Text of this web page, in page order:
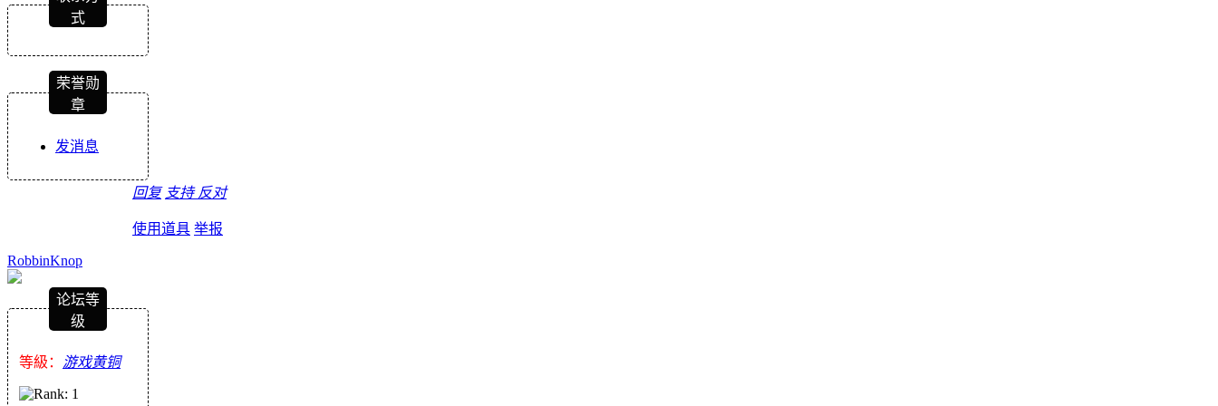
式
荣誉勋
章
发消息
回复 支持 反对
使用道具 举报
RobbinKnop
论坛等
级
等級： 游戏黄铜